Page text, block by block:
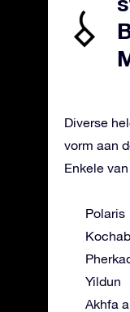
Diverse
vorm aan
Enkele
Polaris
Kochab
Yildun
Akhfa